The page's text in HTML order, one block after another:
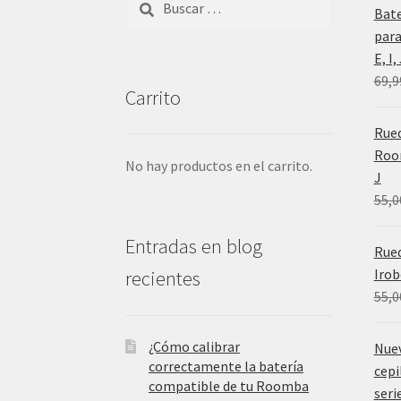
Carrito
No hay productos en el carrito.
Entradas en blog
recientes
¿Cómo calibrar
correctamente la batería
compatible de tu Roomba
E,
J